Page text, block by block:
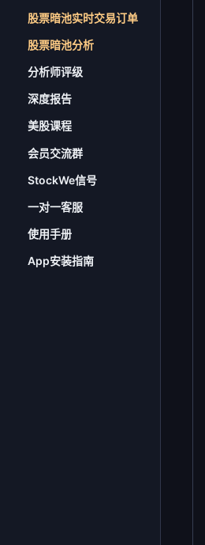
股票暗池实时交易订单
股票暗池分析
分析师评级
深度报告
美股课程
会员交流群
StockWe信号
一对一客服
使用手册
App安装指南